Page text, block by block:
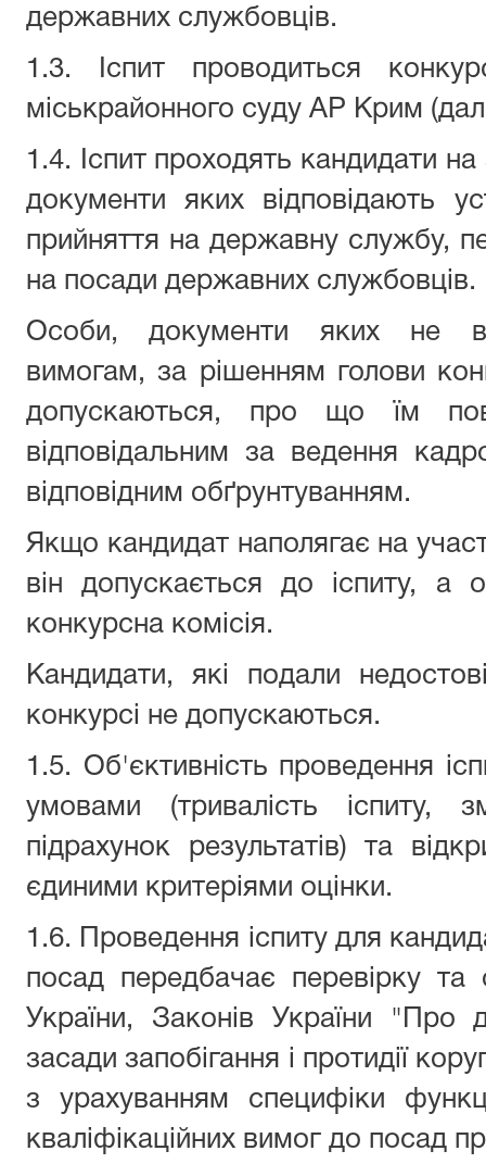
державних службовців.
1.3. Іспит проводиться
міськрайонного суду АР Крим
1.4. Іспит проходять кандидати
документи яких відповідають
прийняття на державну службу,
на посади державних службовців.
Особи, документи яких не
вимогам, за рішенням голови
допускаються, про що їм
відповідальним за ведення
відповідним обґрунтуванням.
Якщо кандидат наполягає на
він допускається до іспиту, а
конкурсна комісія.
Кандидати, які подали
конкурсі не допускаються.
1.5. Об'єктивність проведення
умовами (тривалість іспиту,
підрахунок результатів) та
єдиними критеріями оцінки.
1.6. Проведення іспиту для
посад передбачає перевірку та
України, Законів України
засади запобігання і протидії
з урахуванням специфіки
кваліфікаційних вимог до посад